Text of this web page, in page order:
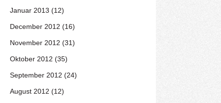
Januar 2013 (12)
December 2012 (16)
November 2012 (31)
Oktober 2012 (35)
September 2012 (24)
August 2012 (12)